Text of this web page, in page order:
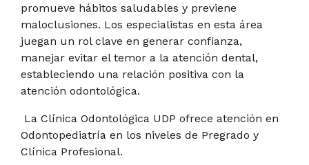
promueve hábitos saludables y previene
maloclusiones. Los especialistas en esta área
juegan un rol clave en generar confianza,
manejar evitar el temor a la atención dental,
estableciendo una relación positiva con la
atención odontológica.
La Clínica Odontológica UDP ofrece atención en
Odontopediatría en los niveles de Pregrado y
Clínica Profesional.